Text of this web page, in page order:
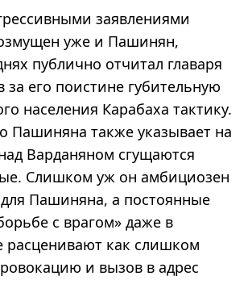
заявлениями
уже и Пашинян,
публично отчитал главаря
за его поистине губительную
населения Карабаха тактику.
Пашиняна также указывает на
Варданяном сгущаются
Слишком уж он амбициозен
Пашиняна, а постоянные
с врагом» даже в
как слишком
и вызов в адрес